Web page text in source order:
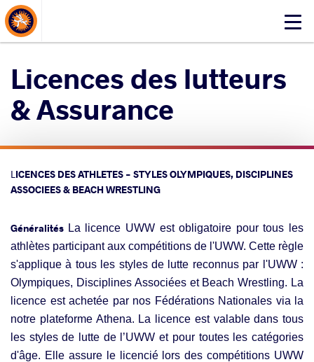
Click
mobile
About Events
Licences des lutteurs
& Assurance
LICENCES DES ATHLETES - STYLES OLYMPIQUES, DISCIPLINES
ASSOCIEES & BEACH WRESTLING
Généralités La licence UWW est obligatoire pour tous les
athlètes participant aux compétitions de l'UWW. Cette règle
s'applique à tous les styles de lutte reconnus par l'UWW :
Olympiques, Disciplines Associées et Beach Wrestling. La
licence est achetée par nos Fédérations Nationales via la
notre plateforme Athena. La licence est valable dans tous
les styles de lutte de l’UWW et pour toutes les catégories
d'âge. Elle assure le licencié lors des compétitions UWW